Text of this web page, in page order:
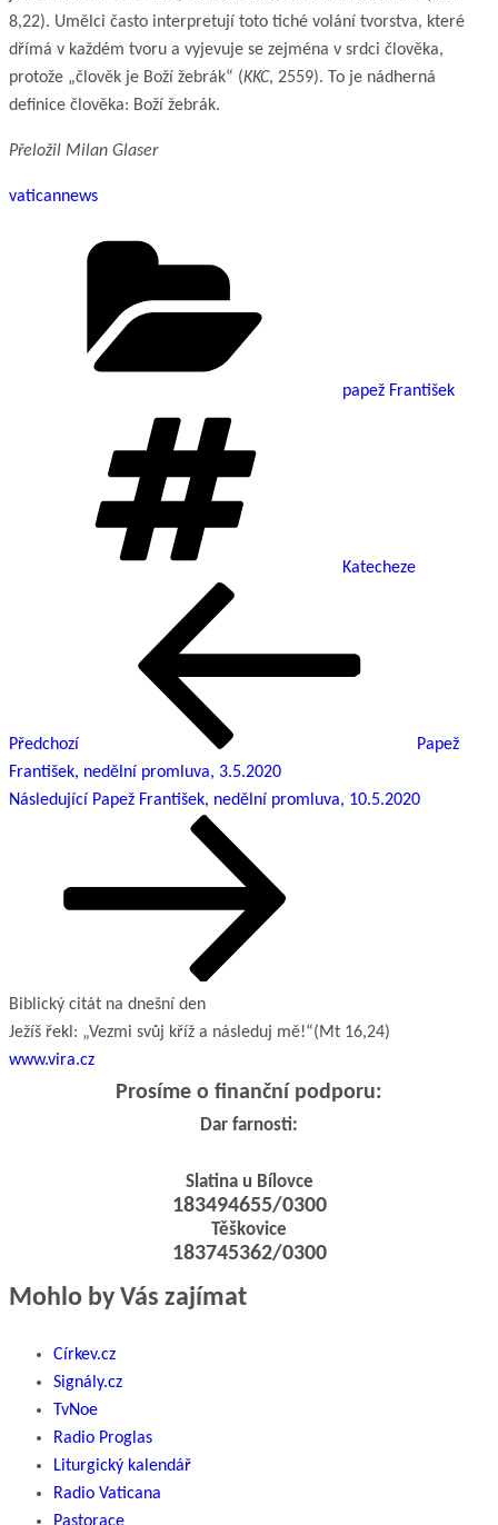
8,22). Umělci často interpretují toto tiché volání tvorstva, které
dřímá v každém tvoru a vyjevuje se zejména v srdci člověka,
protože „člověk je Boží žebrák“ (KKC, 2559). To je nádherná
definice člověka: Boží žebrák.
Přeložil Milan Glaser
vaticannews
papež František
Katecheze
Předchozí
Papež
František, nedělní promluva, 3.5.2020
Následující
Následující Papež František, nedělní promluva, 10.5.2020
Biblický citát na dnešní den
Ježíš řekl: „Vezmi svůj kříž a následuj mě!“(Mt 16,24)
www.vira.cz
Prosíme o finanční podporu:
Dar farnosti:
Slatina u Bílovce
183494655/0300
Těškovice
183745362/0300
Mohlo by Vás zajímat
Církev.cz
Signály.cz
TvNoe
Radio Proglas
Liturgický kalendář
Radio Vaticana
Pastorace